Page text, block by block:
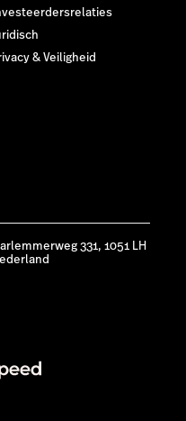
& Veiligheid
331, 1051 LH